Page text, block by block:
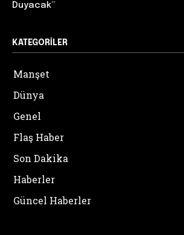
Duyacak”
KATEGORILER
Manşet
Dünya
Genel
Flaş Haber
Son Dakika
Haberler
Güncel Haberler